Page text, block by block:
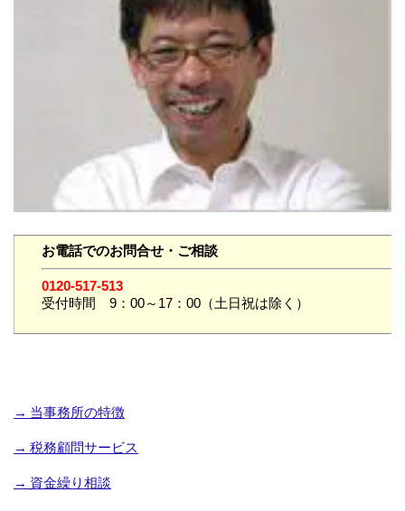
お電話でのお問合せ・ご相談
0120-517-513
受付時間 9：00～17：00（土日祝は除く）
→ 当事務所の特徴
→ 税務顧問サービス
→ 資金繰り相談